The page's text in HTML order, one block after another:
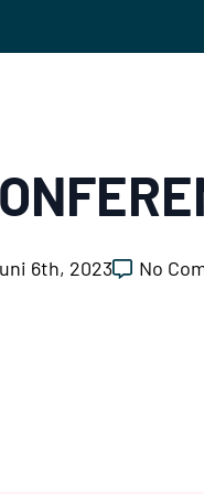
6th, 2023 No